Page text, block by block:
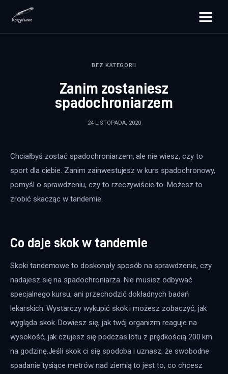
rozpisane.pl
Zdrowie
Więcej
BEZ KATEGORII
Zanim zostaniesz
spadochroniarzem
24 LISTOPADA, 2020
Chciałbyś zostać spadochroniarzem, ale nie wiesz, czy to
sport dla ciebie. Zanim zainwestujesz w kurs spadochronowy,
pomyśl o sprawdzeniu, czy to rzeczywiście to. Możesz to
zrobić skacząc w tandemie.
Co daje skok w tandemie
Skoki tandemowe to doskonały sposób na sprawdzenie, czy
nadajesz się na spadochroniarza. Nie musisz odbywać
specjalnego kursu, ani przechodzić dokładnych badań
lekarskich. Wystarczy wykupić skok i możesz zobaczyć, jak
wygląda skok. Dowiesz się, jak twój organizm reaguje na
wysokość, jak czujesz się podczas lotu z prędkością 200 km
na godzinę.Jeśli skok ci się spodoba i uznasz, że swobodne
spadanie tysiące metrów nad ziemią to jest to, co chcesz